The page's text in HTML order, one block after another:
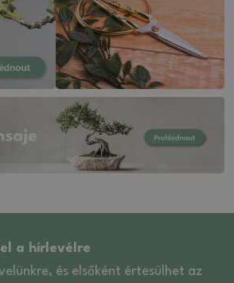
a hírlevélre
és elsőként értesülhet az